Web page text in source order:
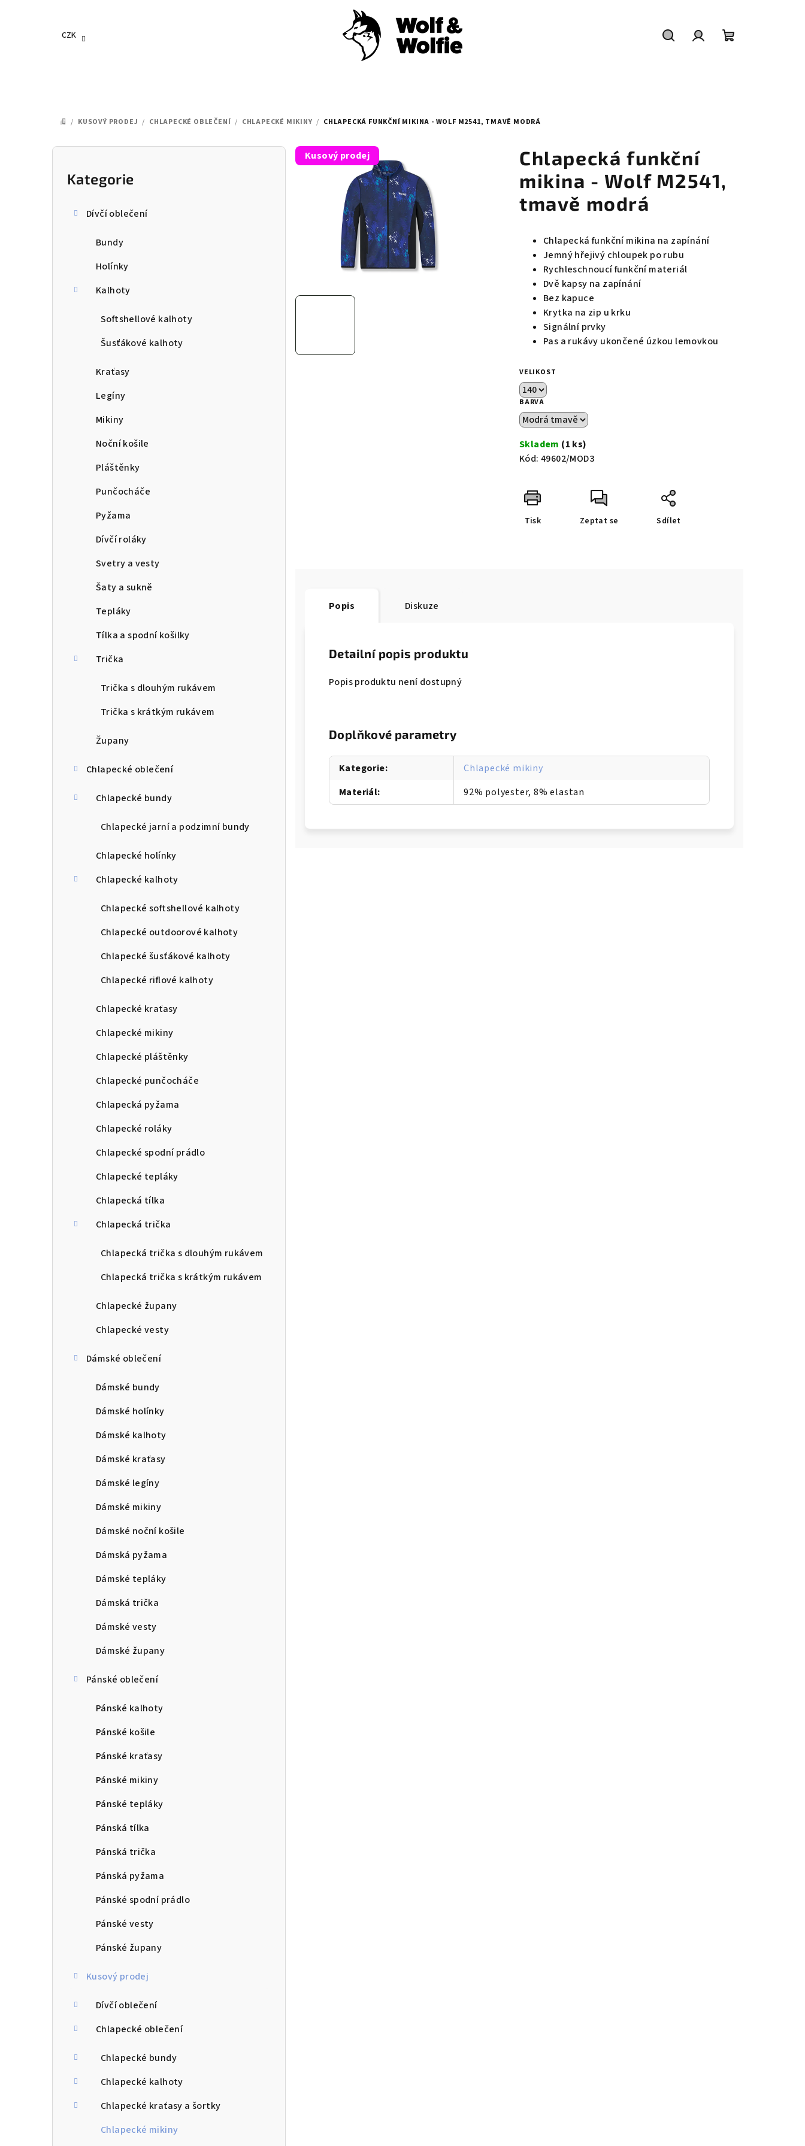
CZK
DOMŮ
/ KUSOVÝ PRODEJ / CHLAPECKÉ OBLEČENÍ / CHLAPECKÉ MIKINY / CHLAPECKÁ FUNKČNÍ MIKINA - WOLF M2541, TMAVĚ MODRÁ
P
Přeskočit
kategorie
Kategorie
Dívčí oblečení
Bundy
Holínky
Kalhoty
Softshellové kalhoty
Šusťákové kalhoty
Kraťasy
Legíny
Mikiny
Noční košile
Pláštěnky
Punčocháče
Pyžama
Dívčí roláky
Svetry a vesty
Šaty a sukně
Tepláky
Tílka a spodní košilky
Trička
Trička s dlouhým rukávem
Trička s krátkým rukávem
Župany
Chlapecké oblečení
Chlapecké bundy
Chlapecké jarní a podzimní bundy
Chlapecké holínky
Chlapecké kalhoty
Chlapecké softshellové kalhoty
Chlapecké outdoorové kalhoty
Chlapecké šusťákové kalhoty
Chlapecké riflové kalhoty
Chlapecké kraťasy
Chlapecké mikiny
Chlapecké pláštěnky
Chlapecké punčocháče
Chlapecká pyžama
Chlapecké roláky
Chlapecké spodní prádlo
Chlapecké tepláky
Chlapecká tílka
Chlapecká trička
Chlapecká trička s dlouhým rukávem
Chlapecká trička s krátkým rukávem
Chlapecké župany
Chlapecké vesty
Dámské oblečení
Dámské bundy
Dámské holínky
Dámské kalhoty
Dámské kraťasy
Dámské legíny
Dámské mikiny
Dámské noční košile
Dámská pyžama
Dámské tepláky
Dámská trička
Dámské vesty
Dámské župany
Pánské oblečení
Pánské kalhoty
Pánské košile
Pánské kraťasy
Pánské mikiny
Pánské tepláky
Pánská tílka
Pánská trička
Pánská pyžama
Pánské spodní prádlo
Pánské vesty
Pánské župany
Kusový prodej
Dívčí oblečení
Chlapecké oblečení
Chlapecké bundy
Chlapecké kalhoty
Chlapecké kraťasy a šortky
Chlapecké mikiny
Chlapecká funkční
mikina - Wolf M2541,
tmavě modrá
Chlapecká funkční mikina na zapínání
Jemný hřejivý chloupek po rubu
Rychleschnoucí funkční materiál
Dvě kapsy na zapínání
Bez kapuce
Krytka na zip u krku
Signální prvky
Pas a rukávy ukončené úzkou lemovkou
VELIKOST
BARVA
Skladem (1 ks)
Kód: 49602/MOD3
Tisk Zeptat se Sdílet
Kusový prodej
Popis Diskuze
Detailní popis produktu
Popis produktu není dostupný
Doplňkové parametry
Kategorie:
Chlapecké mikiny
Materiál: 92% polyester, 8% elastan